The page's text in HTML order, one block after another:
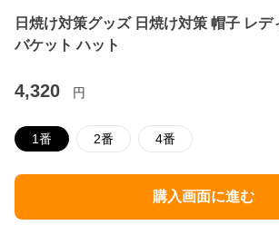
日焼け対策グッズ 日焼け対策 帽子 レデ
バケット ハット
4,320 円
1番 2番 4番
購入画面に進む